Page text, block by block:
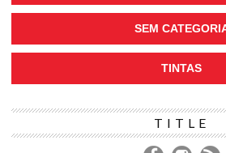
SEM
TINTAS
TITLE